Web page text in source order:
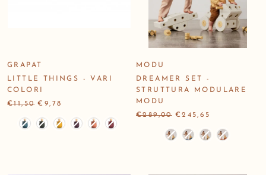
GRAPAT
LITTLE THINGS - VARI
COLORI
€11,50 €9,78
Colore
MODU
DREAMER SET -
STRUTTURA MODULARE
MODU
€289,00 €245,65